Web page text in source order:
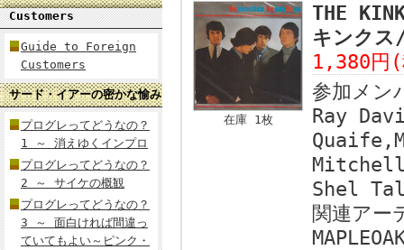
Customers
Guide to Foreign
Customers
サード・イアーの密かな愉み
プログレってどうなの？
1 ～ 消えゆくインプロ
プログレってどうなの？
2 ～ サイケの概観
プログレってどうなの？
3 ～ 面白ければ間違っ
ていてもよい～ピンク・
在庫 1枚
THE
キンク
1,380円
参加メン
Ray
Shel
関連アー